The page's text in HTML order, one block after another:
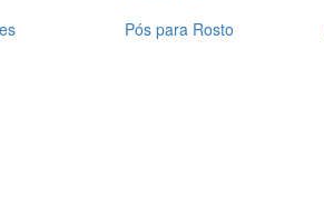
Pós para Rosto